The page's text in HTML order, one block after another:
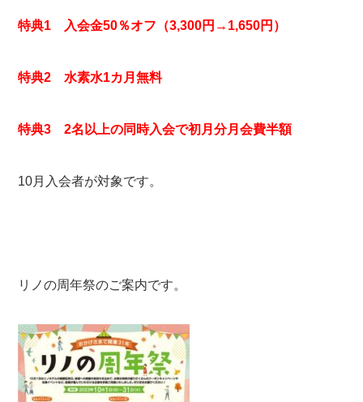
特典1 入会金50％オフ（3,300円→1,650円）
特典2 水素水1カ月無料
特典3 2名以上の同時入会で初月分月会費半額
10月入会者が対象です。
リノの周年祭のご案内です。